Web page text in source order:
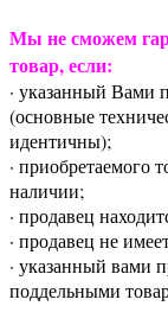
Мы не сможем
товар, если:
· указанный Вами
(основные
идентичны);
· приобретаемого
наличии;
· продавец
· продавец не
· указанный вами
поддельными